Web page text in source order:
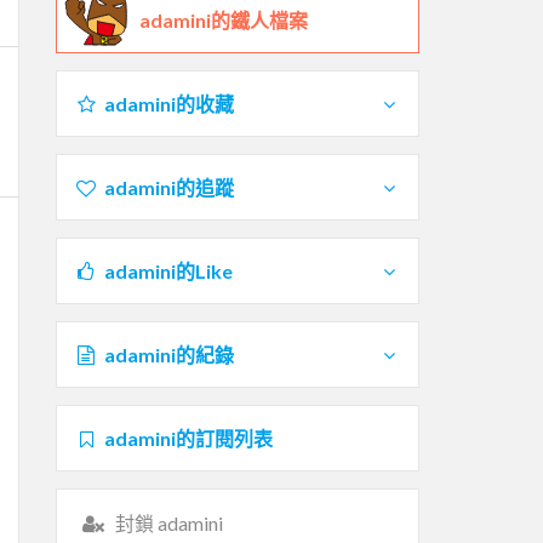
adamini的鐵人檔案
adamini的收藏
adamini的追蹤
adamini的Like
adamini的紀錄
adamini的訂閱列表
封鎖 adamini